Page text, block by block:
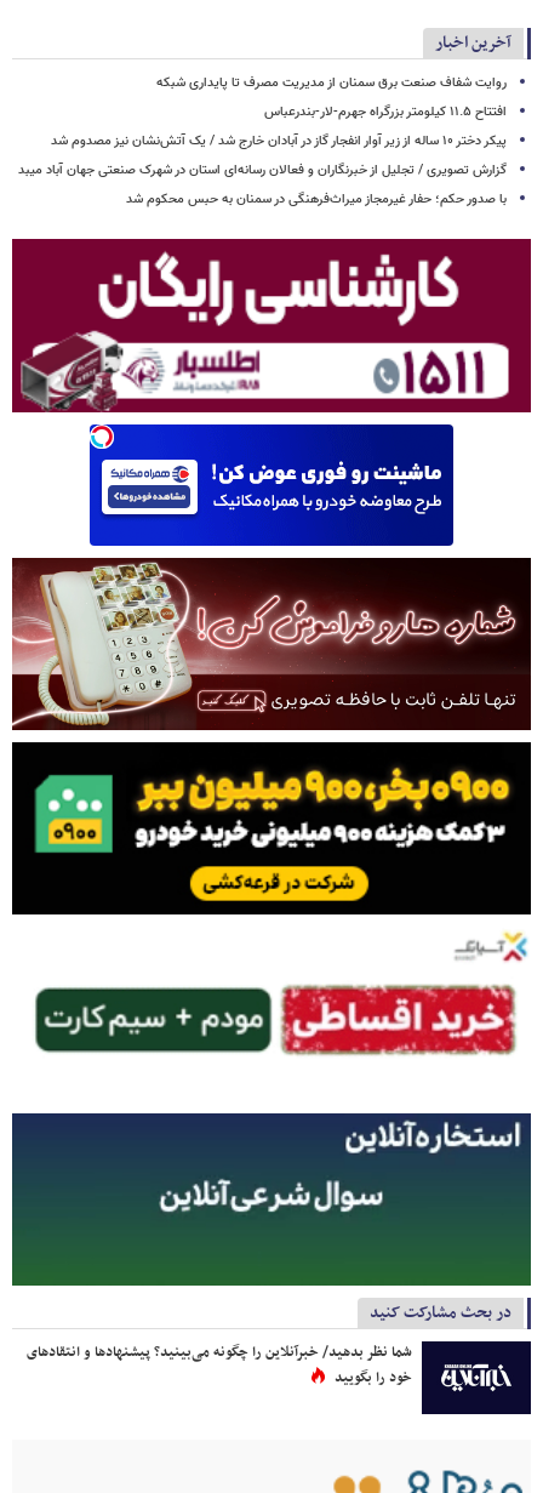
آخرین اخبار
روایت شفاف صنعت برق سمنان از مدیریت مصرف تا پایداری شبکه
افتتاح ۱۱.۵ کیلومتر بزرگراه جهرم-لار-بندرعباس
پیکر دختر ۱۰ ساله از زیر آوار انفجار گاز در آبادان خارج شد / یک آتش‌نشان نیز مصدوم شد
گزارش تصویری / تجلیل از خبرنگاران و فعالان رسانه‌ای استان در شهرک صنعتی جهان آباد میبد
با صدور حکم؛ حفار غیرمجاز میراث‌فرهنگی در سمنان به حبس محکوم شد
در بحث مشارکت کنید
شما نظر بدهید/ خبرآنلاین را چگونه می‌بینید؟ پیشنهادها و انتقادهای
خود را بگویید